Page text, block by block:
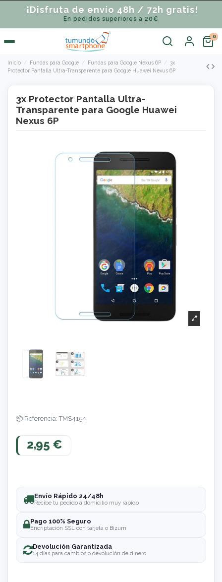
¡Disfruta de envío 48h / 72h gratis!
En pedidos superiores a 20€
Inicio Fundas para Google Fundas para Google Nexus 6P
3x
Protector Pantalla Ultra-Transparente para Google Huawei Nexus 6P
3x Protector Pantalla Ultra-
Transparente para Google Huawei
Nexus 6P
Referencia: TMS4154
2,95 €
Envío Rápido 24/48h
Recibe tu pedido a domicilio muy rápido
Pago 100% Seguro
Encriptación SSL con tarjeta o Bizum
Devolución Garantizada
14 días para cambios o devolución de dinero